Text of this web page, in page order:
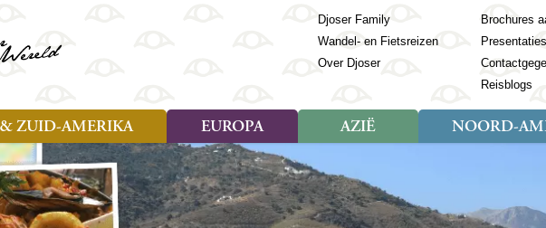
Djoser Family
Wandel- en Fietsreizen
Over Djoser
Brochures
Reisblogs
Mozambique
Namibië
Oeganda
ZUID-AMERIKA
Landen
Amazone
Argentinië
Belize
(Frans) Guyana
Galapagos
Guatemala
EUROPA
Soort reizen
Rondreis (28)
Familiereis (11)
Fietsreis (8)
Albanië
Andorra
Armenië
AZIË
Rondreis (57)
Familiereis (22)
Fietsreis (3)
Cambodja
NOORD-
Natuur (5)